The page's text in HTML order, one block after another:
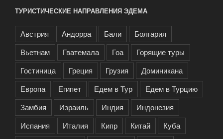
ТУРИСТИЧЕСКИЕ НАПРАВЛЕНИЯ ЭДЕМА
Австрия Андорра Бали
Болгария
Вьетнам
Гватемала Гоа
Горящие туры
Гостиница
Греция Грузия
Доминикана
Европа
Египет Едем в Тур
Едем в Турцию
Замбия
Израиль Индия
Индонезия
Испания
Италия Кипр Китай
Куба